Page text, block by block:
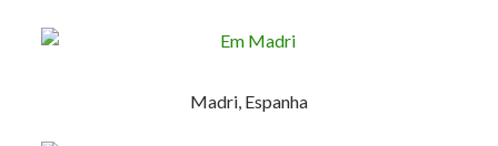
Madri, Espanha